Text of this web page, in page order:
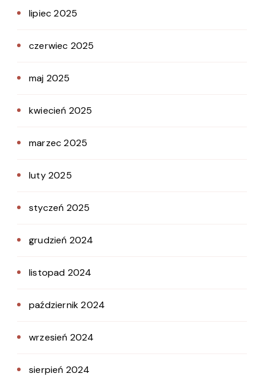
lipiec 2025
czerwiec 2025
maj 2025
kwiecień 2025
marzec 2025
luty 2025
styczeń 2025
grudzień 2024
listopad 2024
październik 2024
wrzesień 2024
sierpień 2024